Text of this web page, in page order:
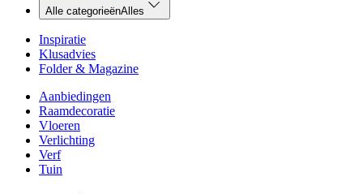
Alle categorieënAlles
Inspiratie
Klusadvies
Folder & Magazine
Aanbiedingen
Raamdecoratie
Vloeren
Verlichting
Verf
Tuin